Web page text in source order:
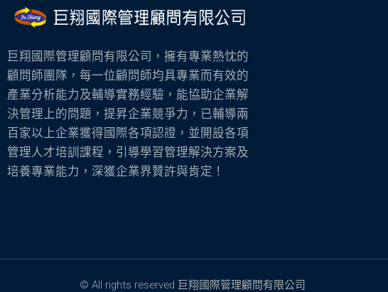
巨翔國際管理顧問有限公司，擁有專業熱忱的
顧問師團隊，每一位顧問師均具專業而有效的
產業分析能力及輔導實務經驗，能協助企業解
決管理上的問題，提昇企業競爭力，已輔導兩
百家以上企業獲得國際各項認證，並開設各項
管理人才培訓課程，引導學習管理解決方案及
培養專業能力，深獲企業界贊許與肯定！
© All rights reserved 巨翔國際管理顧問有限公司